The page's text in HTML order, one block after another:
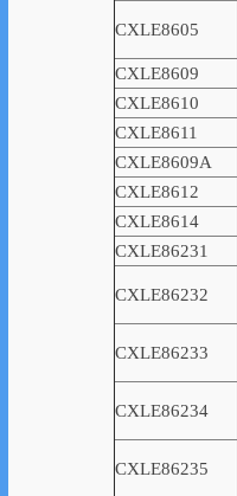
CXLE8605
CXLE8609
CXLE8610
CXLE8611
CXLE8609A
CXLE8612
CXLE8614
CXLE86231
CXLE86232
CXLE86233
CXLE86234
CXLE86235